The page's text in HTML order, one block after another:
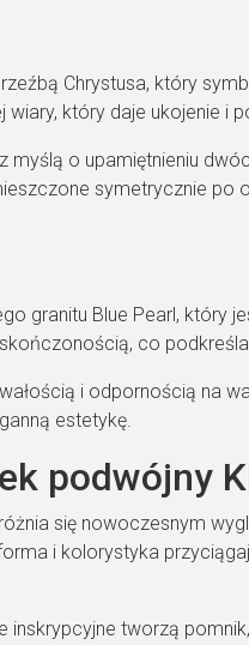
Chrystusa, który
który daje ukojenie i
o upamiętnieniu
symetrycznie po
granitu Blue Pearl, który
co
i odpornością na
estetykę.
podwójny
się nowoczesnym
i kolorystyka
tworzą